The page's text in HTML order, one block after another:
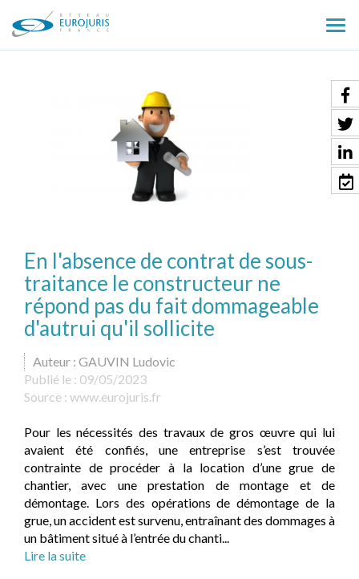
le
En l'absence de contrat de sous-
traitance le constructeur ne
répond pas du fait dommageable
d'autrui qu'il sollicite
Auteur : GAUVIN Ludovic
Publié le : 09/05/2023
Source : www.eurojuris.fr
Pour les nécessités des travaux de gros œuvre qui lui
avaient été confiés, une entreprise s’est trouvée
contrainte de procéder à la location d’une grue de
chantier, avec une prestation de montage et de
démontage. Lors des opérations de démontage de la
grue, un accident est survenu, entraînant des dommages à
un bâtiment situé à l’entrée du chanti...
Lire la suite